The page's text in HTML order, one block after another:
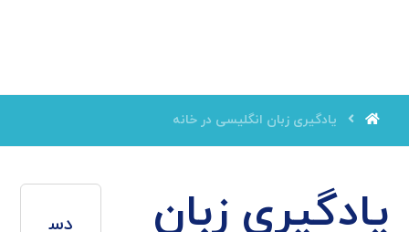
یادگیری زبان انگلیسی در خانه
یادگیری زبان
دس